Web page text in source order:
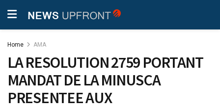
Home AMA
LA RESOLUTION 2759 PORTANT
MANDAT DE LA MINUSCA
PRESENTEE AUX